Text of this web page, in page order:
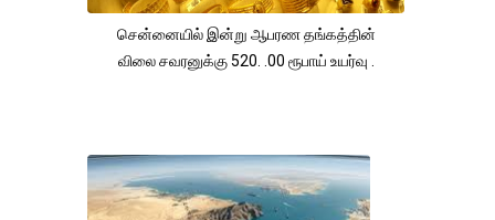
சென்னையில் இன்று ஆபரண தங்கத்தின்
விலை சவரனுக்கு 520. .00 ரூபாய் உயர்வு .